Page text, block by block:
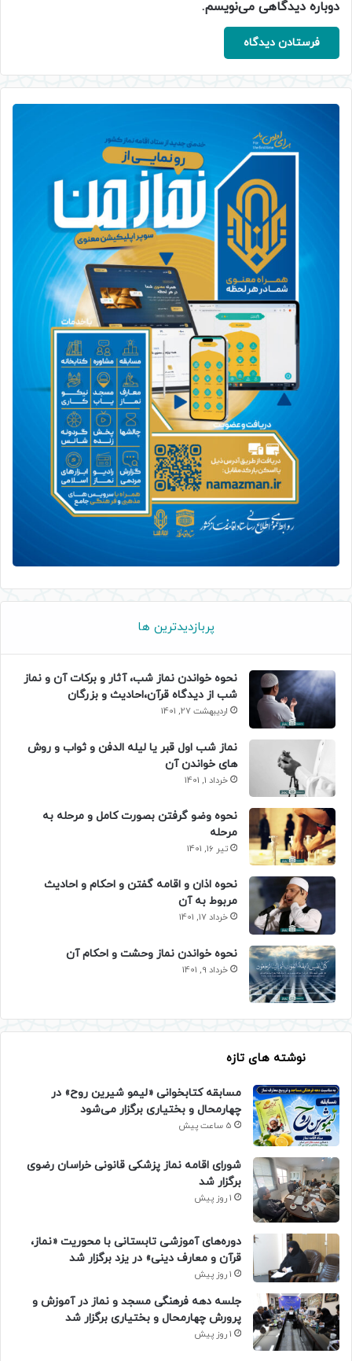
دوباره دیدگاهی می‌نویسم.
پربازدیدترین ها
نحوه خواندن نماز شب، آثار و برکات آن و نماز
شب از دیدگاه قرآن،احادیث و بزرگان
اردیبهشت 27, 1401
نماز شب اول قبر یا لیله الدفن و ثواب و روش
های خواندن آن
خرداد 1, 1401
نحوه وضو گرفتن بصورت کامل و مرحله به
مرحله
تیر 16, 1401
نحوه اذان و اقامه گفتن و احکام و احادیث
مربوط به آن
خرداد 17, 1401
نحوه خواندن نماز وحشت و احکام آن
خرداد 9, 1401
نوشته های تازه
مسابقه کتابخوانی «لیمو شیرین روح» در
چهارمحال و بختیاری برگزار می‌شود
5 ساعت پیش
شورای اقامه نماز پزشکی قانونی خراسان رضوی
برگزار شد
1 روز پیش
دوره‌های آموزشی تابستانی با محوریت «نماز،
قرآن و معارف دینی» در یزد برگزار شد
1 روز پیش
جلسه دهه فرهنگی مسجد و نماز در آموزش و
پرورش چهارمحال و بختیاری برگزار شد
1 روز پیش